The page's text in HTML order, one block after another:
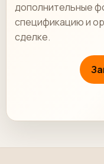
дополнительные
спецификацию и
сделке.